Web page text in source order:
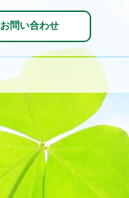
お問い合わせ